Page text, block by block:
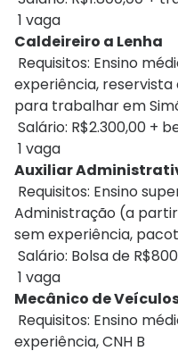
1 vaga
Caldeireiro a Lenha
Requisitos: Ensino
experiência,
para trabalhar em
Salário: R$2.300,00 +
1 vaga
Auxiliar
Requisitos: Ensino
Administração (a
sem experiência,
Salário: Bolsa de
1 vaga
Mecânico de
Requisitos: Ensino
experiência, CNH B